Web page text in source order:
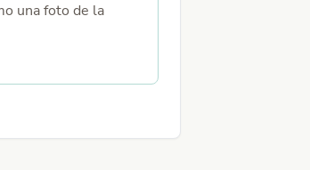
una foto de la